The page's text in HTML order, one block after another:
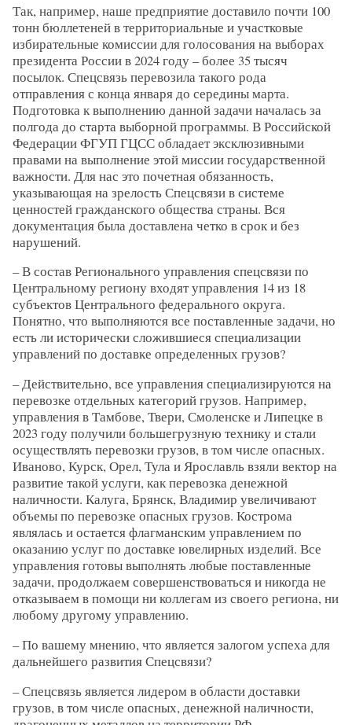
Так, например, наше предприятие доставило почти 100
тонн бюллетеней в территориальные и участковые
избирательные комиссии для голосования на выборах
президента России в 2024 году – более 35 тысяч
посылок. Спецсвязь перевозила такого рода
отправления с конца января до середины марта.
Подготовка к выполнению данной задачи началась за
полгода до старта выборной программы. В Российской
Федерации ФГУП ГЦСС обладает эксклюзивными
правами на выполнение этой миссии государственной
важности. Для нас это почетная обязанность,
указывающая на зрелость Спецсвязи в системе
ценностей гражданского общества страны. Вся
документация была доставлена четко в срок и без
нарушений.
– В состав Регионального управления спецсвязи по
Центральному региону входят управления 14 из 18
субъектов Центрального федерального округа.
Понятно, что выполняются все поставленные задачи, но
есть ли исторически сложившиеся специализации
управлений по доставке определенных грузов?
– Действительно, все управления специализируются на
перевозке отдельных категорий грузов. Например,
управления в Тамбове, Твери, Смоленске и Липецке в
2023 году получили большегрузную технику и стали
осуществлять перевозки грузов, в том числе опасных.
Иваново, Курск, Орел, Тула и Ярославль взяли вектор на
развитие такой услуги, как перевозка денежной
наличности. Калуга, Брянск, Владимир увеличивают
объемы по перевозке опасных грузов. Кострома
являлась и остается флагманским управлением по
оказанию услуг по доставке ювелирных изделий. Все
управления готовы выполнять любые поставленные
задачи, продолжаем совершенствоваться и никогда не
отказываем в помощи ни коллегам из своего региона, ни
любому другому управлению.
– По вашему мнению, что является залогом успеха для
дальнейшего развития Спецсвязи?
– Спецсвязь является лидером в области доставки
грузов, в том числе опасных, денежной наличности,